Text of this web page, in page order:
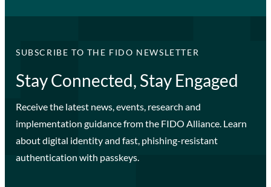
SUBSCRIBE TO THE FIDO NEWSLETTER
Stay Connected, Stay Engaged
Receive the latest news, events, research and
implementation guidance from the FIDO Alliance. Learn
about digital identity and fast, phishing-resistant
authentication with passkeys.